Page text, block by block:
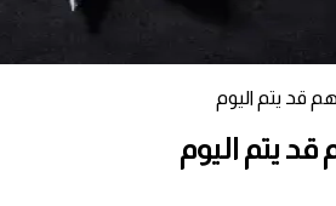
قد يتم اليوم
يتم اليوم